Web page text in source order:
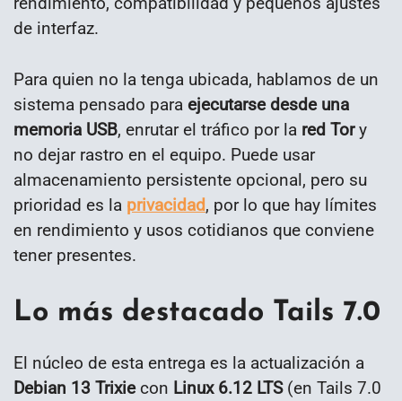
de interfaz.
Para quien no la tenga ubicada, hablamos de un
sistema pensado para ejecutarse desde una
memoria USB, enrutar el tráfico por la red Tory
no dejar rastro en el equipo. Puede usar
almacenamiento persistente opcional, pero su
prioridad es la privacidad, por lo que hay límites
en rendimiento y usos cotidianos que conviene
tener presentes.
Lo más destacado Tails 7.0
El núcleo de esta entrega es la actualización a
Debian 13 Trixiecon Linux 6.12 LTS(en Tails 7.0